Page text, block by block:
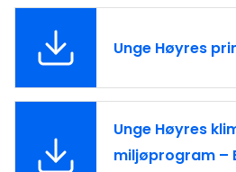
Unge Høyres
Unge Høyres
miljøprogram –